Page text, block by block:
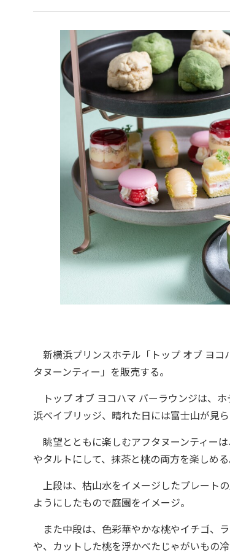
新横浜プリンスホテル「トップ オブ ヨコ
タヌーンティー」を販売する。
トップ オブ ヨコハマ バーラウンジは、
浜ベイブリッジ、晴れた日には富士山が見
眺望とともに楽しむアフタヌーンティー
やタルトにして、抹茶と桃の両方を楽しめる
上段は、枯山水をイメージしたプレート
ようにしたもので庭園をイメージ。
また中段は、色彩華やかな桃やイチゴ、
や、カットした桃を浮かべたじゃがいもの